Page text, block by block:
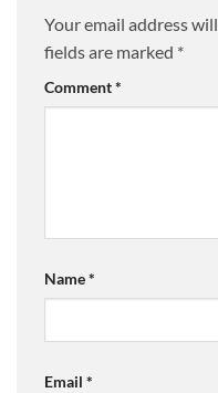
Your email address
fields are marked *
Comment*
Name*
Email *